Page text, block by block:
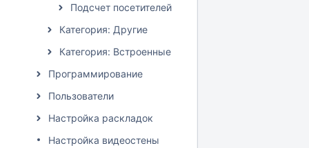
Подсчет посетителей
Категория: Другие
Категория: Встроенные
Программирование
Пользователи
Настройка раскладок
Настройка видеостены